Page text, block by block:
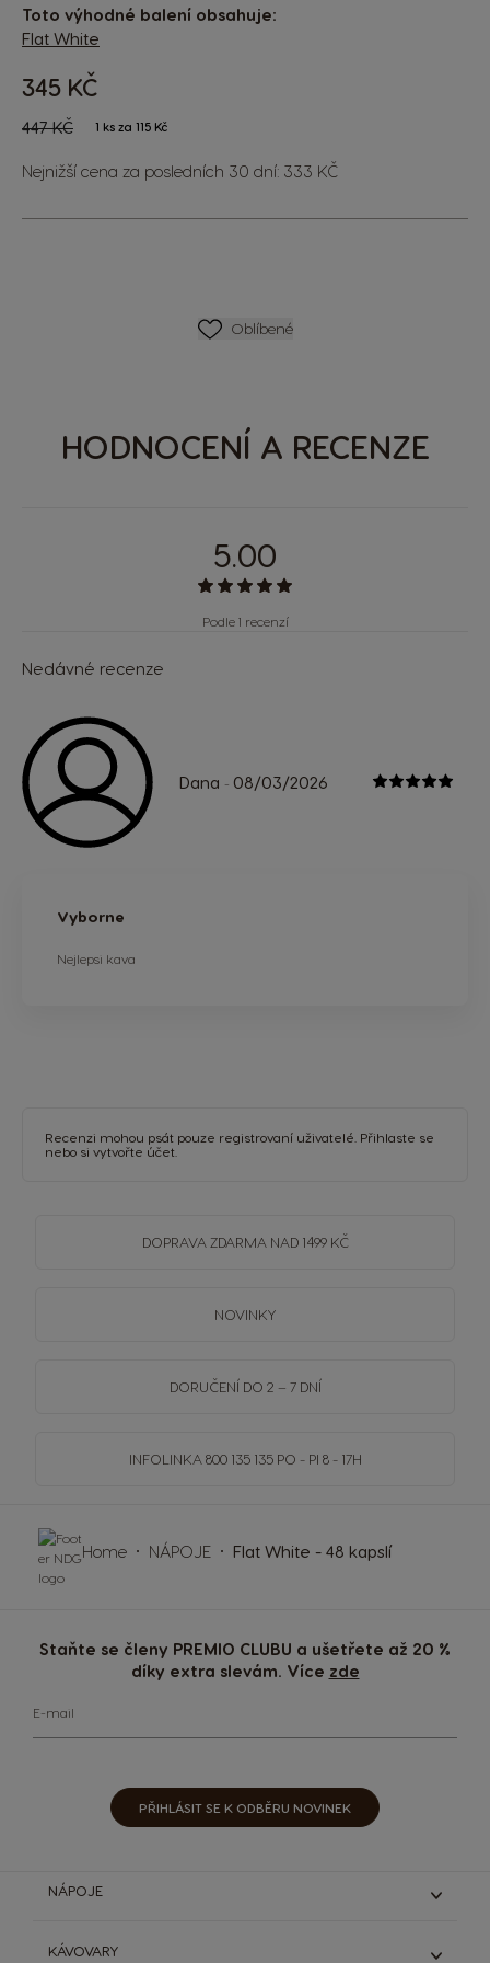
Toto výhodné balení obsahuje:
Flat White
The price depends on the chosen options
Regular Price
447 KČ
345 KČ
1 ks za 115 Kč
Nejnižší cena za posledních 30 dní: 333 KČ
SEZNAM PŘÁNÍ
Oblíbené
HODNOCENÍ A RECENZE
5.00
Podle 1 recenzí
Nedávné recenze
Dana - 08/03/2026
Vyborne
Nejlepsi kava
Recenzi mohou psát pouze registrovaní uživatelé. Přihlaste se
nebo si vytvořte účet
DOPRAVA ZDARMA NAD 1499 KČ
NOVINKY
DORUČENÍ DO 2 – 7 DNÍ
INFOLINKA 800 135 135 PO - PI 8 - 17H
Staňte se členy PREMIO CLUBU a ušetřete až 20 %
díky extra slevám. Více zde
E-mail
PŘIHLÁSIT SE K ODBĚRU NOVINEK
Home NÁPOJE Flat White - 48 kapslí
NÁPOJE
Lungo & grande
KÁVOVARY